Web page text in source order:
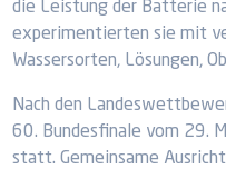
die Leistung der Batterie
experimentierten sie mit
Wassersorten, Lösungen,
Nach den
60. Bundesfinale vom 29.
statt. Gemeinsame